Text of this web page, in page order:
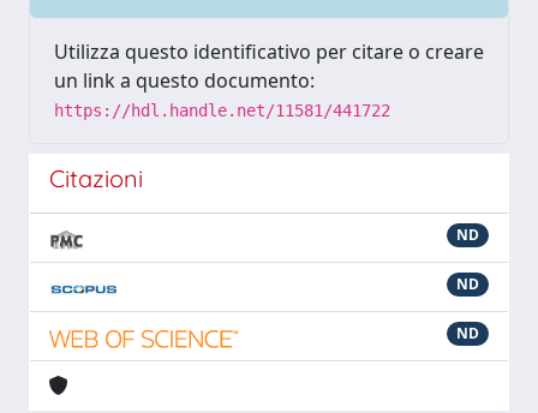
Utilizza questo identificativo per citare o creare
un link a questo documento:
https://hdl.handle.net/11581/441722
Citazioni
ND
ND
ND